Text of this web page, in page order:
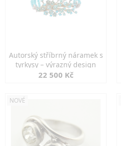
Autorský stříbrný náramek s
tyrkysy – výrazný design
22 500 Kč
NOVÉ